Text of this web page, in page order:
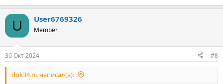
U User6769326
Member
30 Окт 2024 #8
dok34.ru написал(а):